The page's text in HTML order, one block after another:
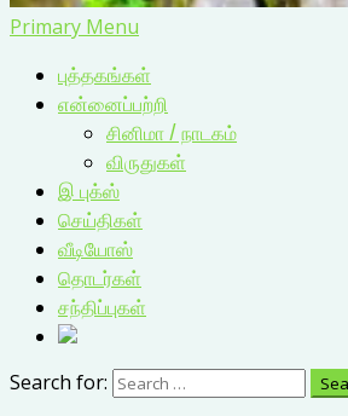
Primary Menu
புத்தகங்கள்
என்னைப்பற்றி
சினிமா / நாடகம்
விருதுகள்
இ புக்ஸ்
செய்திகள்
வீடியோஸ்
தொடர்கள்
சந்திப்புகள்
Search for: